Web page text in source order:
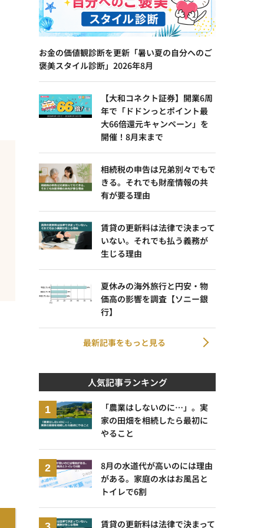
お金の価値観診断を更新「暑い夏の自分へのご
褒美スタイル診断」2026年8月
【大和コネクト証券】開業6周
年で「ドドンっとポイント最
大66倍還元キャンペーン」を
開催！8月末まで
相続税の申告は兄弟別々でもで
きる。それでも財産情報の共
有が要る理由
賃貸の更新料は法律で決まって
いない。それでも払う義務が
生じる理由
夏休みの海外旅行と円安・物
価高の影響を調査【ソニー銀
行】
最新記事をもっと見る
人気記事ランキング
「農業はしないのに…」。実
家の田畑を相続したら最初に
やること
8月の水道代が高いのには理由
がある。家庭の水はお風呂と
トイレで6割
賃貸の更新料は法律で決まって